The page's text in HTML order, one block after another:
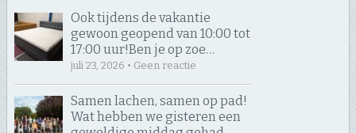
Ook tijdens de vakantie
gewoon geopend van 10:00 tot
17:00 uur! ​Ben je op zoe…
juli 23, 2026 • Geen reactie
Samen lachen, samen op pad! ​
Wat hebben we gisteren een